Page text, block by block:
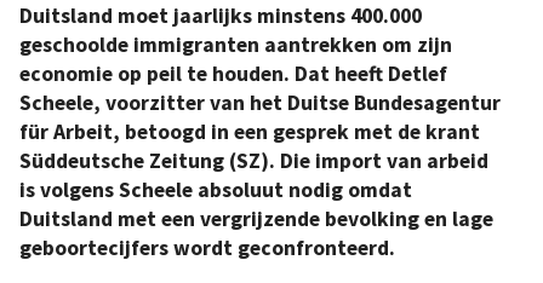
Duitsland moet jaarlijks minstens 400.000
geschoolde immigranten aantrekken om zijn
economie op peil te houden. Dat heeft Detlef
Scheele, voorzitter van het Duitse Bundesagentur
für Arbeit, betoogd in een gesprek met de krant
Süddeutsche Zeitung (SZ). Die import van arbeid
is volgens Scheele absoluut nodig omdat
Duitsland met een vergrijzende bevolking en lage
geboortecijfers wordt geconfronteerd.